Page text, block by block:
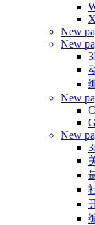
New
New
New
New